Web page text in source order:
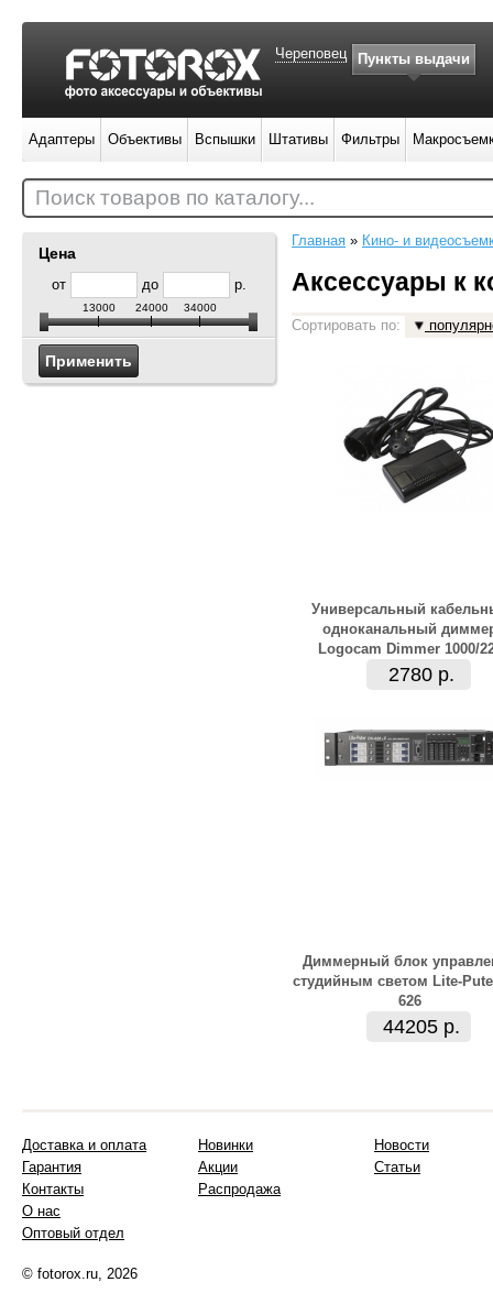
Цена
от до р.
13000 24000 34000
Главная » Кино- и
Аксессуары к
Сортировать по:
Универсальный
одноканальный
Logocam Dimmer 1000/
2780 р.
Диммерный блок
студийным светом Lite-
626
44205 р.
Череповец Пункты выдачи
Адаптеры Объективы Вспышки Штативы Фильтры
Поиск товаров по каталогу...
Доставка и оплата
Гарантия
Контакты
О нас
Оптовый отдел
Новинки
Акции
Распродажа
Новости
Статьи
© fotorox.ru, 2026